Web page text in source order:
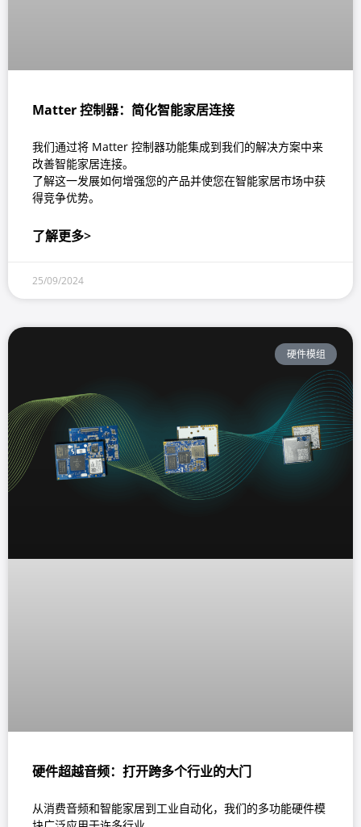
Matter 控制器：简化智能家居连接
我们通过将 Matter 控制器功能集成到我们的解决方案中来
改善智能家居连接。
了解这一发展如何增强您的产品并使您在智能家居市场中获
得竞争优势。
了解更多>
25/09/2024
硬件模组
硬件超越音频：打开跨多个行业的大门
从消费音频和智能家居到工业自动化，我们的多功能硬件模